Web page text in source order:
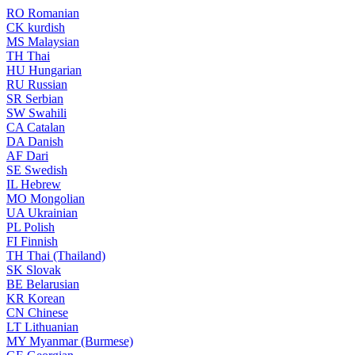
RO Romanian
CK kurdish
MS Malaysian
TH Thai
HU Hungarian
RU Russian
SR Serbian
SW Swahili
CA Catalan
DA Danish
AF Dari
SE Swedish
IL Hebrew
MO Mongolian
UA Ukrainian
PL Polish
FI Finnish
TH Thai (Thailand)
SK Slovak
BE Belarusian
KR Korean
CN Chinese
LT Lithuanian
MY Myanmar (Burmese)